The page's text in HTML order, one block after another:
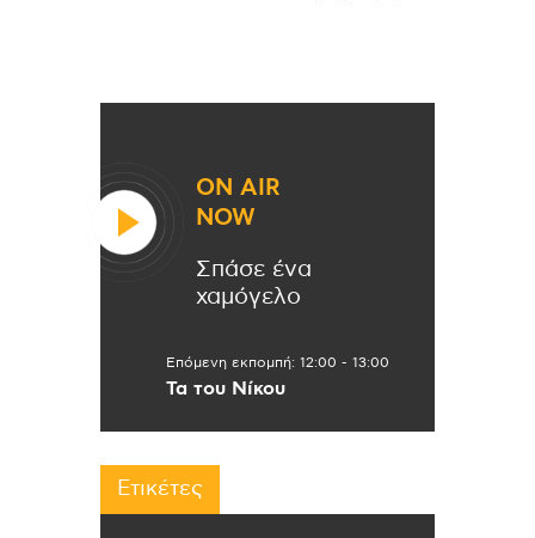
ON AIR
NOW
Σπάσε ένα
χαμόγελο
Επόμενη εκπομπή: 12:00 - 13:00
Τα του Νίκου
Ετικέτες